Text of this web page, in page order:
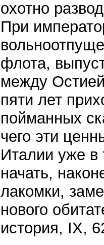
охотно
При
флота,
между
пяти лет
пойманных
чего эти
Италии уже в
начать,
лакомки,
нового
история, IX,